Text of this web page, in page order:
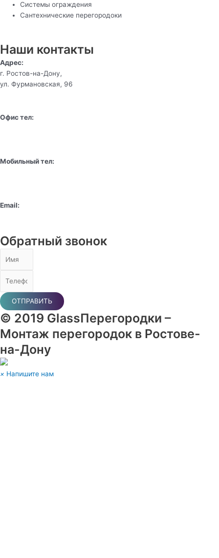
Системы ограждения
Сантехнические перегородоки
Наши контакты
Адрес:
г. Ростов-на-Дону,
ул. Фурмановская, 96
Офис тел:
Мобильный тел:
Email:
Обратный звонок
ОТПРАВИТЬ
© 2019 GlassПерегородки –
Монтаж перегородок в Ростове-
на-Дону
× Напишите нам